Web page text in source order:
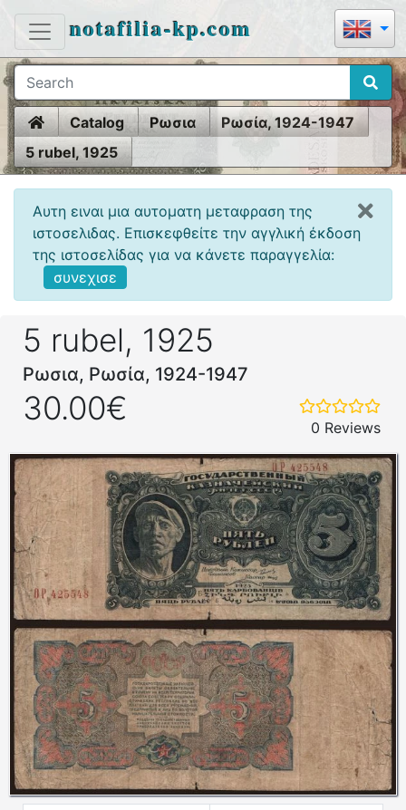
notafilia-kp.com
HomeCatalog Ρωσια
Ρωσία, 1924-1947
5 rubel, 1925
Αυτη ειναι μια αυτοματη μεταφραση της
ιστοσελιδας. Επισκεφθείτε την αγγλική έκδοση
της ιστοσελίδας για να κάνετε παραγγελία:
συνεχισε
5 rubel, 1925
Ρωσια, Ρωσία, 1924-1947
30.00€
0 Reviews